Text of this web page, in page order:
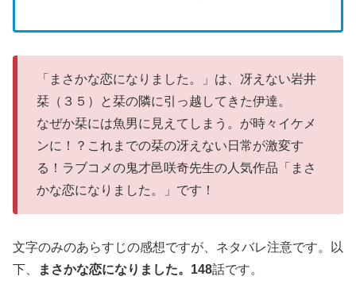
「まさかな恋になりました。」は、冴えない岩井
栞（３５）と栞の隣に引っ越してきた伊達。
なぜか栞には魚男に見えてしまう。が時々イケメ
ンに！？これまでの栞の冴えない日常が激変す
る！ラブコメの鬼才邑咲奇先生の人気作品「まさ
かな恋になりました。」です！
文字のみのあらすじの感想ですが、ネタバレ注意です。以
下、
まさかな恋になりました。148話です。